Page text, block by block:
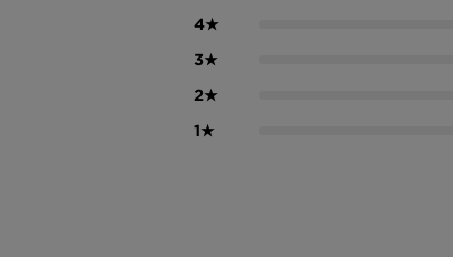
4★
3★
2★
1★